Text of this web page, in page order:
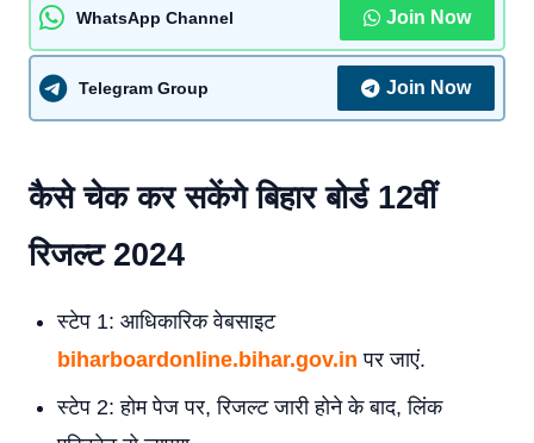
WhatsApp Channel Join Now
Telegram Group Join Now
कैसे चेक कर सकेंगे बिहार बोर्ड 12वीं
रिजल्‍ट 2024
स्टेप 1: आधिकारिक वेबसाइट
biharboardonline.bihar.gov.in पर जाएं.
स्टेप 2: होम पेज पर, रिजल्ट जारी होने के बाद, लिंक